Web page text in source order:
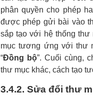
phân quyền cho phép
được phép gửi bài vào
sắp tạo với hệ thống thư
mục tương ứng với thư
“Đồng bộ”. Cuối cùng,
thư mục khác, cách tạo
3.4.2. Sửa đổi thư